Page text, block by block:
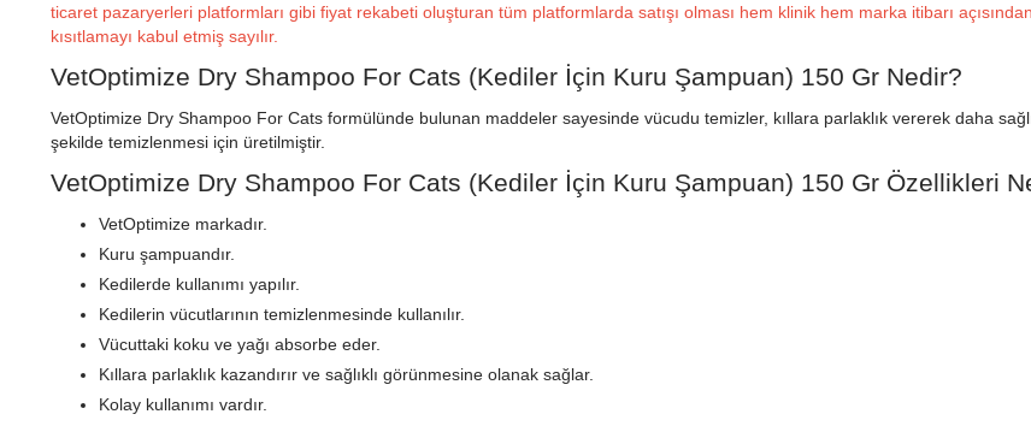
ticaret pazaryerleri platformları gibi fiyat rekabeti oluşturan tüm platformlarda satışı olması hem klinik hem marka itibarı
kısıtlamayı kabul etmiş sayılır.
VetOptimize Dry Shampoo For Cats (Kediler İçin Kuru Şampuan) 150 Gr Nedir?
VetOptimize Dry Shampoo For Cats formülünde bulunan maddeler sayesinde vücudu temizler, kıllara parlaklık vererek daha
şekilde temizlenmesi için üretilmiştir.
VetOptimize Dry Shampoo For Cats (Kediler İçin Kuru Şampuan) 150 Gr Özellikleri
VetOptimize markadır.
Kuru şampuandır.
Kedilerde kullanımı yapılır.
Kedilerin vücutlarının temizlenmesinde kullanılır.
Vücuttaki koku ve yağı absorbe eder.
Kıllara parlaklık kazandırır ve sağlıklı görünmesine olanak sağlar.
Kolay kullanımı vardır.